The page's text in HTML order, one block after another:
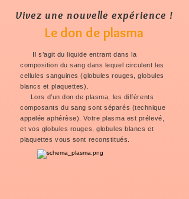
Le don de plasma
Vivez une nouvelle expérience !
Il s’agit du liquide entrant dans la
composition du sang dans lequel circulent les
cellules sanguines (globules rouges, globules
blancs et plaquettes).
Lors d’un don de plasma, les différents
composants du sang sont séparés (technique
appelée aphérèse). Votre plasma est prélevé,
et vos globules rouges, globules blancs et
plaquettes vous sont reconstitués.